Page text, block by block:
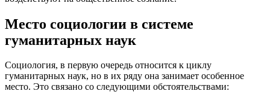
Место социологии в системе
гуманитарных наук
Социология, в первую очередь относится к циклу
гуманитарных наук, но в их ряду она занимает особенное
место. Это связано со следующими обстоятельствами: